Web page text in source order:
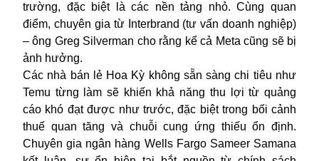
trường, đặc biệt là các nền tảng nhỏ. Cùng quan
điểm, chuyên gia từ Interbrand (tư vấn doanh nghiệp)
– ông Greg Silverman cho rằng kể cả Meta cũng sẽ bị
ảnh hưởng.
Các nhà bán lẻ Hoa Kỳ không sẵn sàng chi tiêu như
Temu từng làm sẽ khiến khả năng thu lợi từ quảng
cáo khó đạt được như trước, đặc biệt trong bối cảnh
thuế quan tăng và chuỗi cung ứng thiếu ổn định.
Chuyên gia ngân hàng Wells Fargo Sameer Samana